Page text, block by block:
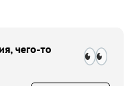
чего-то